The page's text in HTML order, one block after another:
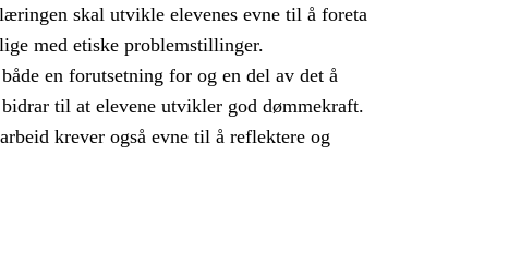
skal utvikle elevenes evne til å foreta
med etiske problemstillinger.
en forutsetning for og en del av det å
til at elevene utvikler god dømmekraft.
krever også evne til å reflektere og